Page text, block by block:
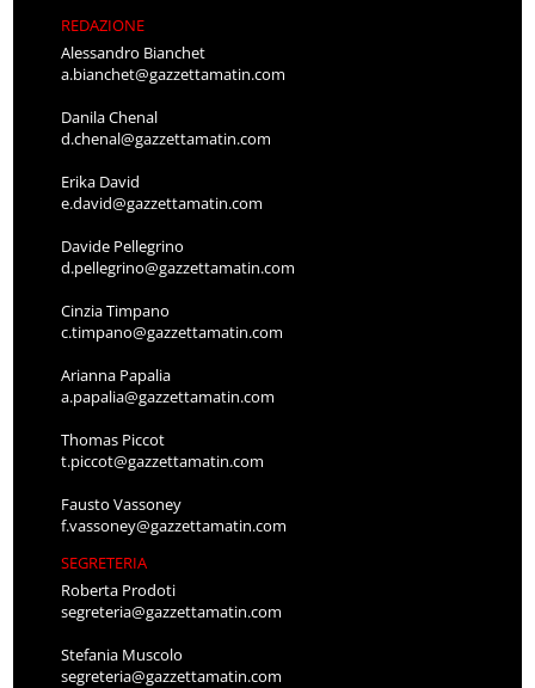
REDAZIONE
Alessandro Bianchet
a.bianchet@gazzettamatin.com
Danila Chenal
d.chenal@gazzettamatin.com
Erika David
e.david@gazzettamatin.com
Davide Pellegrino
d.pellegrino@gazzettamatin.com
Cinzia Timpano
c.timpano@gazzettamatin.com
Arianna Papalia
a.papalia@gazzettamatin.com
Thomas Piccot
t.piccot@gazzettamatin.com
Fausto Vassoney
f.vassoney@gazzettamatin.com
SEGRETERIA
Roberta Prodoti
segreteria@gazzettamatin.com
Stefania Muscolo
segreteria@gazzettamatin.com